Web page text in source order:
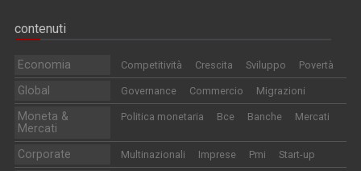
contenuti
Economia Competitività Crescita Sviluppo Povertà
Global Governance Commercio Migrazioni
Moneta &
Mercati
Politica monetaria Bce Banche Mercati
Corporate Multinazionali Imprese Pmi Start-up